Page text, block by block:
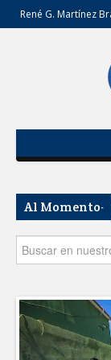
René G. Martínez
Al Momento-